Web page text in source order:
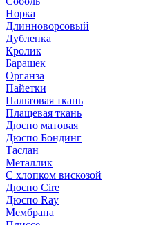
Норка
Длинноворсовый
Дубленка
Кролик
Барашек
Органза
Пайетки
Пальтовая ткань
Плащевая ткань
Дюспо матовая
Дюспо Бондинг
Таслан
Металлик
С хлопком вискозой
Дюспо Cire
Дюспо Ray
Мембрана